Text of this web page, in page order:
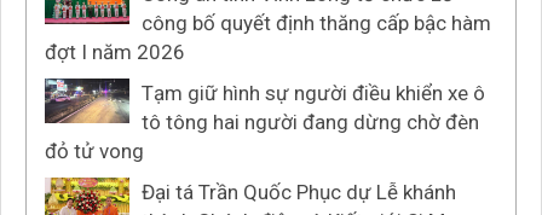
công bố quyết định thăng cấp bậc hàm
đợt I năm 2026
Tạm giữ hình sự người điều khiển xe ô
tô tông hai người đang dừng chờ đèn
đỏ tử vong
Đại tá Trần Quốc Phục dự Lễ khánh